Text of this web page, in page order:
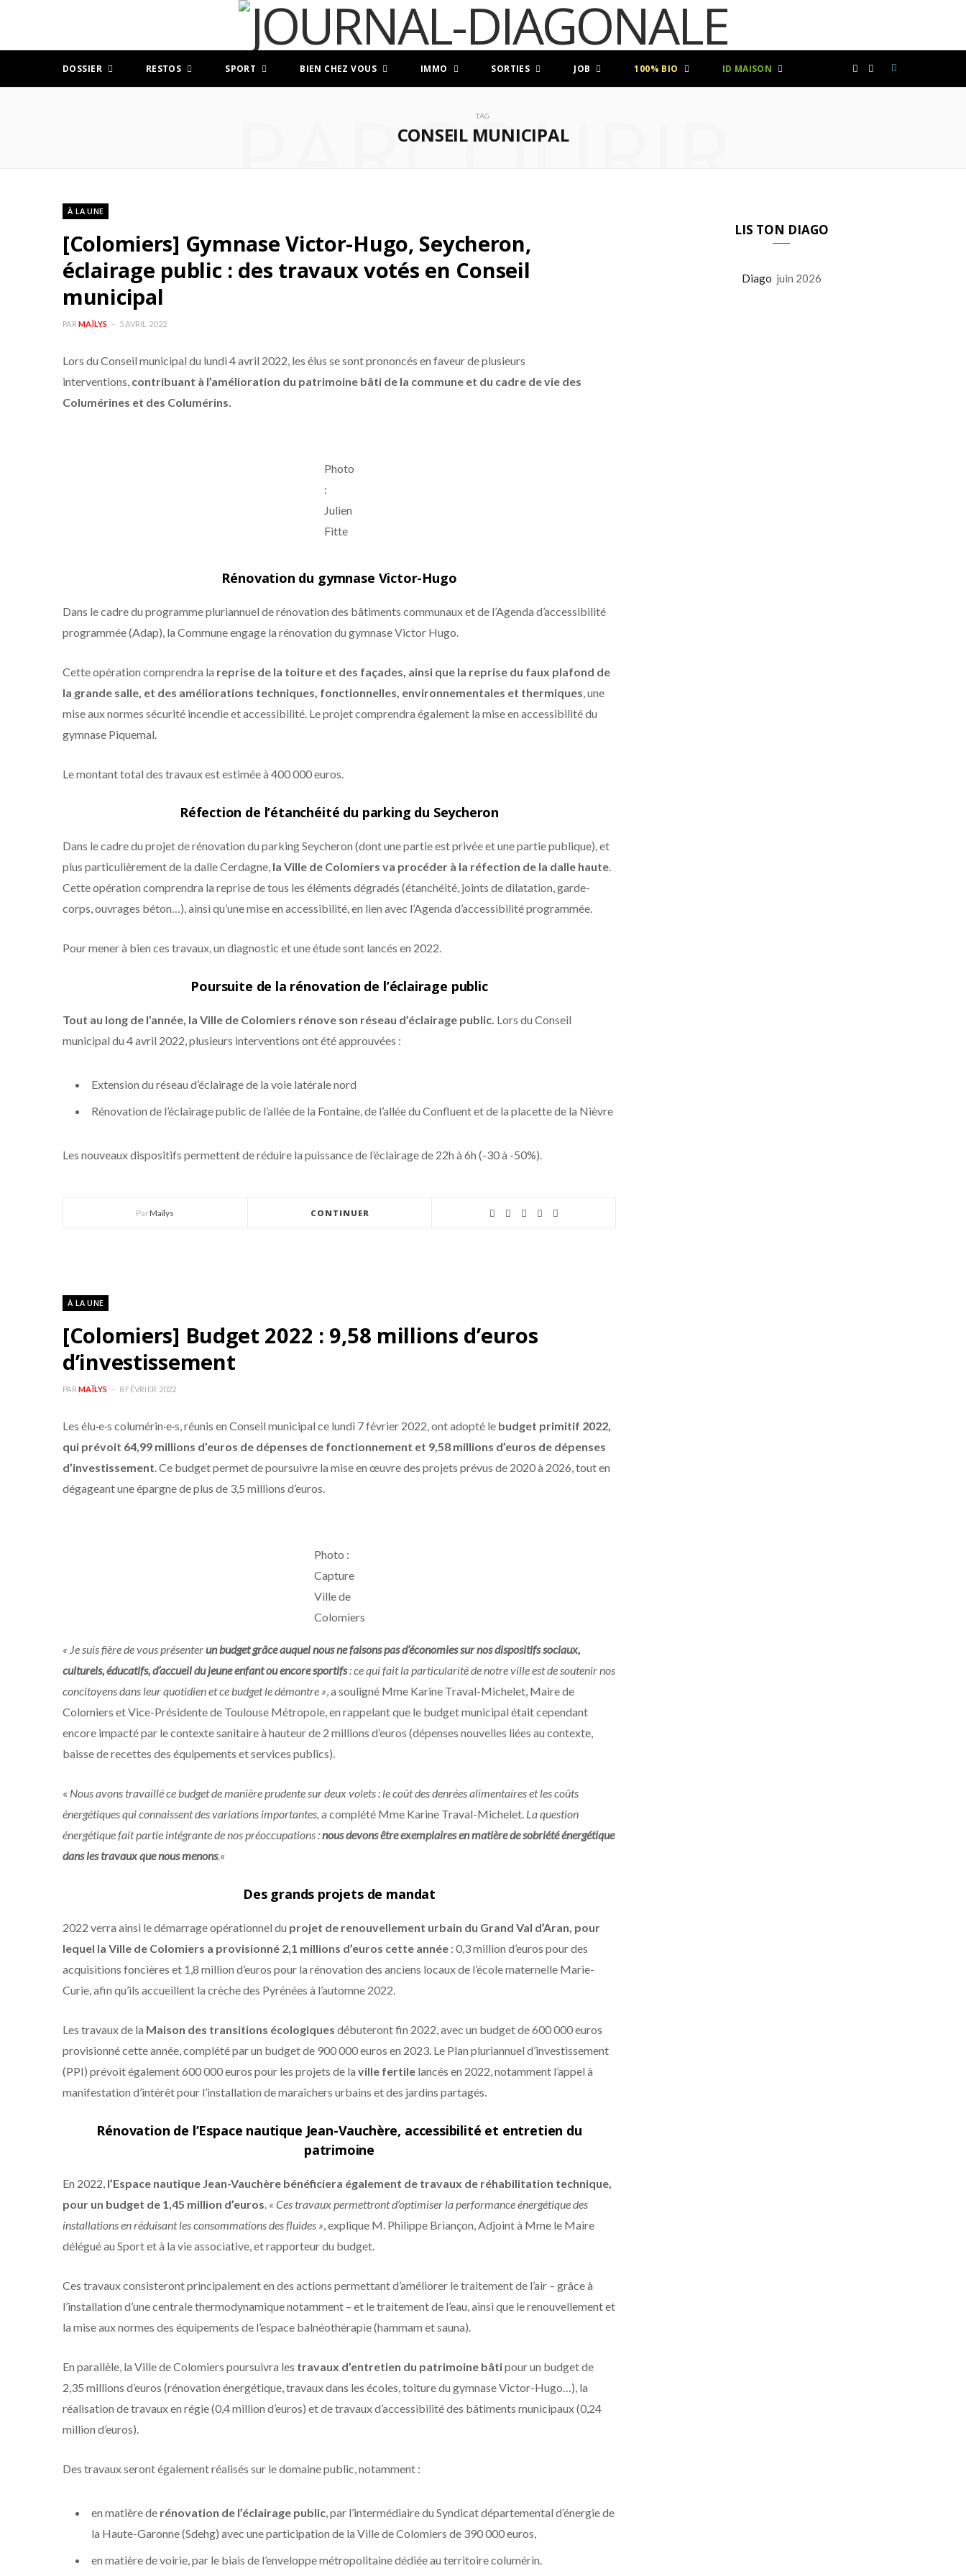
DOSSIER RESTOS SPORT BIEN CHEZ VOUS IMMO SORTIES JOB 100% BIO ID MAISON
TAG
CONSEIL MUNICIPAL
PARCOURIR
À LA UNE
[Colomiers] Gymnase Victor-Hugo, Seycheron,
éclairage public : des travaux votés en Conseil
municipal
PAR MAÏLYS 5 AVRIL 2022
Lors du Conseil municipal du lundi 4 avril 2022, les élus se sont prononcés en faveur de plusieurs
interventions, contribuant à l’amélioration du patrimoine bâti de la commune et du cadre de vie des
Columérines et des Columérins.
Photo
:
Julien
Fitte
Rénovation du gymnase Victor-Hugo
Dans le cadre du programme pluriannuel de rénovation des bâtiments communaux et de l’Agenda d’accessibilité
programmée (Adap), la Commune engage la rénovation du gymnase Victor Hugo.
Cette opération comprendra la reprise de la toiture et des façades, ainsi que la reprise du faux plafond de
la grande salle, et des améliorations techniques, fonctionnelles, environnementales et thermiques , une
mise aux normes sécurité incendie et accessibilité. Le projet comprendra également la mise en accessibilité du
gymnase Piquemal.
Le montant total des travaux est estimée à 400 000 euros.
Réfection de l’étanchéité du parking du Seycheron
Dans le cadre du projet de rénovation du parking Seycheron (dont une partie est privée et une partie publique), et
plus particulièrement de la dalle Cerdagne, la Ville de Colomiers va procéder à la réfection de la dalle haute
Cette opération comprendra la reprise de tous les éléments dégradés (étanchéité, joints de dilatation, garde-
corps, ouvrages béton…), ainsi qu’une mise en accessibilité, en lien avec l’Agenda d’accessibilité programmée.
Pour mener à bien ces travaux, un diagnostic et une étude sont lancés en 2022.
Poursuite de la rénovation de l’éclairage public
Tout au long de l’année, la Ville de Colomiers rénove son réseau d’éclairage public. Lors du Conseil
municipal du 4 avril 2022, plusieurs interventions ont été approuvées :
Extension du réseau d’éclairage de la voie latérale nord
Rénovation de l’éclairage public de l’allée de la Fontaine, de l’allée du Confluent et de la placette de la Nièvre
Les nouveaux dispositifs permettent de réduire la puissance de l’éclairage de 22h à 6h (-30 à -50%).
ParMaïlys CONTINUER
À LA UNE
[Colomiers] Budget 2022 : 9,58 millions d’euros
d’investissement
PAR MAÏLYS 8 FÉVRIER 2022
Les élu·e·s columérin·e·s, réunis en Conseil municipal ce lundi 7 février 2022, ont adopté le budget primitif 2022,
qui prévoit 64,99 millions d’euros de dépenses de fonctionnement et 9,58 millions d’euros de dépenses
d’investissement . Ce budget permet de poursuivre la mise en œuvre des projets prévus de 2020 à 2026, tout en
dégageant une épargne de plus de 3,5 millions d’euros.
Photo :
Capture
Ville de
Colomiers
« Je suis fière de vous présenterun budget grâce auquel nous ne faisons pas d’économies sur nos dispositifs sociaux,
culturels, éducatifs, d’accueil du jeune enfant ou encore sportifs: ce qui fait la particularité de notre ville est de soutenir nos
concitoyens dans leur quotidien et ce budget le démontre » , a souligné Mme Karine Traval-Michelet, Maire de
Colomiers et Vice-Présidente de Toulouse Métropole, en rappelant que le budget municipal était cependant
encore impacté par le contexte sanitaire à hauteur de 2 millions d’euros (dépenses nouvelles liées au contexte,
baisse de recettes des équipements et services publics).
« Nous avons travaillé ce budget de manière prudente sur deux volets : le coût des denrées alimentaires et les coûts
énergétiques qui connaissent des variations importantes, a complété Mme Karine Traval-Michelet. La question
énergétique fait partie intégrante de nos préoccupations :nous devons être exemplaires en matière de sobriété énergétique
dans les travaux que nous menons.«
Des grands projets de mandat
2022 verra ainsi le démarrage opérationnel du projet de renouvellement urbain du Grand Val d’Aran, pour
lequel la Ville de Colomiers a provisionné 2,1 millions d’euros cette année : 0,3 million d’euros pour des
acquisitions foncières et 1,8 million d’euros pour la rénovation des anciens locaux de l’école maternelle Marie-
Curie, afin qu’ils accueillent la crèche des Pyrénées à l’automne 2022.
Les travaux de la Maison des transitions écologiques débuteront fin 2022, avec un budget de 600 000 euros
provisionné cette année, complété par un budget de 900 000 euros en 2023. Le Plan pluriannuel d’investissement
(PPI) prévoit également 600 000 euros pour les projets de la ville fertile lancés en 2022, notamment l’appel à
manifestation d’intérêt pour l’installation de maraîchers urbains et des jardins partagés.
Rénovation de l’Espace nautique Jean-Vauchère, accessibilité et entretien du
patrimoine
En 2022, l’Espace nautique Jean-Vauchère bénéficiera également de travaux de réhabilitation technique,
pour un budget de 1,45 million d’euros « Ces travaux permettront d’optimiser la performance énergétique des
installations en réduisant les consommations des fluides » , explique M. Philippe Briançon, Adjoint à Mme le Maire
délégué au Sport et à la vie associative, et rapporteur du budget.
Ces travaux consisteront principalement en des actions permettant d’améliorer le traitement de l’air – grâce à
l’installation d’une centrale thermodynamique notamment – et le traitement de l’eau, ainsi que le renouvellement et
la mise aux normes des équipements de l’espace balnéothérapie (hammam et sauna).
En parallèle, la Ville de Colomiers poursuivra les travaux d’entretien du patrimoine bâtipour un budget de
2,35 millions d’euros (rénovation énergétique, travaux dans les écoles, toiture du gymnase Victor-Hugo…), la
réalisation de travaux en régie (0,4 million d’euros) et de travaux d’accessibilité des bâtiments municipaux (0,24
million d’euros).
Des travaux seront également réalisés sur le domaine public, notamment :
en matière de rénovation de l’éclairage public , par l’intermédiaire du Syndicat départemental d’énergie de
la Haute-Garonne (Sdehg) avec une participation de la Ville de Colomiers de 390 000 euros,
en matière de voirie, par le biais de l’enveloppe métropolitaine dédiée au territoire columérin.
LIS TON DIAGO
Diago juin 2026